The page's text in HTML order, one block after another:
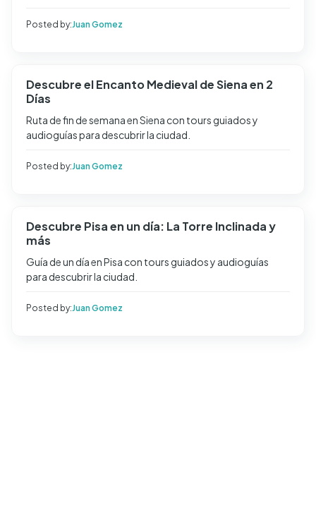
Posted by:Juan Gomez
Descubre el Encanto Medieval de Siena en 2
Días
Ruta de fin de semana en Siena con tours guiados y
audioguías para descubrir la ciudad.
Posted by:Juan Gomez
Descubre Pisa en un día: La Torre Inclinada y
más
Guía de un día en Pisa con tours guiados y audioguías
para descubrir la ciudad.
Posted by:Juan Gomez